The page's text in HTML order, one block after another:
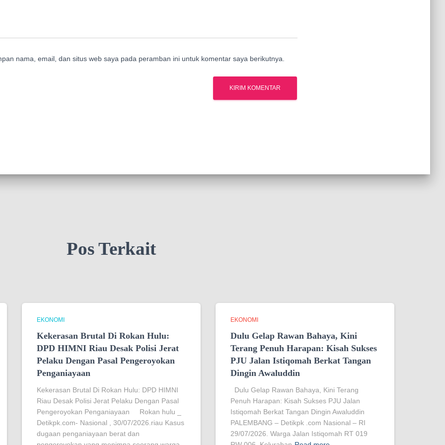
nama, email, dan situs web saya pada peramban ini untuk komentar saya berikutnya.
Pos Terkait
EKONOMI
Kekerasan Brutal Di Rokan Hulu:
DPD HIMNI Riau Desak Polisi Jerat
Pelaku Dengan Pasal Pengeroyokan
Penganiayaan
Kekerasan Brutal Di Rokan Hulu: DPD HIMNI
Riau Desak Polisi Jerat Pelaku Dengan Pasal
Pengeroyokan Penganiayaan Rokan hulu _
Detikpk.com- Nasional , 30/07/2026.riau Kasus
dugaan penganiayaan berat dan
EKONOMI
Dulu Gelap Rawan Bahaya, Kini
Terang Penuh Harapan: Kisah Sukses
PJU Jalan Istiqomah Berkat Tangan
Dingin Awaluddin
Dulu Gelap Rawan Bahaya, Kini Terang
Penuh Harapan: Kisah Sukses PJU Jalan
Istiqomah Berkat Tangan Dingin Awaluddin
PALEMBANG – Detikpk .com Nasional – RI
29/07/2026. Warga Jalan Istiqomah RT 019